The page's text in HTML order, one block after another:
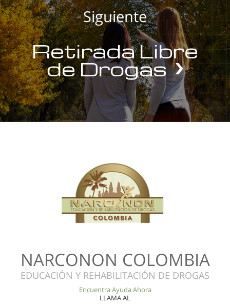
Siguiente
Retirada Libre
de Drogas
NARCONON COLOMBIA
EDUCACIÓN Y REHABILITACIÓN DE DROGAS
Encuentra Ayuda Ahora
LLAMA AL